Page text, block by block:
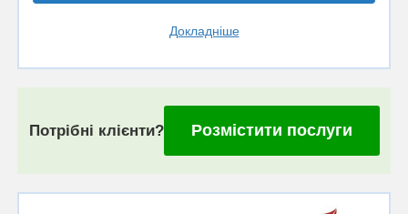
Докладніше
Потрібні клієнти? Розмістити послуги